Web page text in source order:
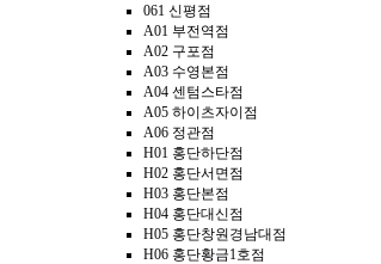
061 신평점
A01 부전역점
A02 구포점
A03 수영본점
A04 센텀스타점
A05 하이츠자이점
A06 정관점
H01 홍단하단점
H02 홍단서면점
H03 홍단본점
H04 홍단대신점
H05 홍단창원경남대점
H06 홍단황금1호점